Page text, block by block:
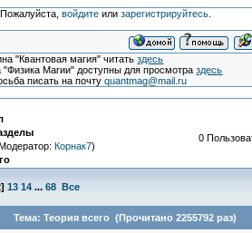
войдитеили зарегистрируйтесь.
"Квантовая магия" читатьздесь
"Физика Магии" доступны для просмотраздесь
писать на почтуquantmag@mail.ru
Корнак7)
0
] 13 14 ... 68 Все
Тема: Теория всего (Прочитано 2255792 раз)